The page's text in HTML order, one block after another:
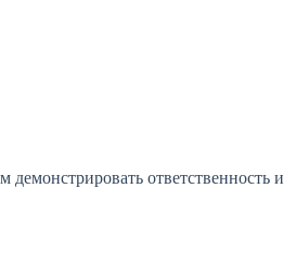
ответственность и